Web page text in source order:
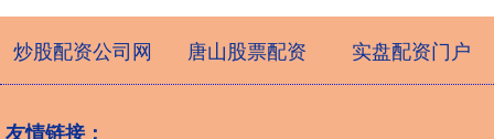
炒股配资公司网 唐山股票配资 实盘配资门户
友情链接：